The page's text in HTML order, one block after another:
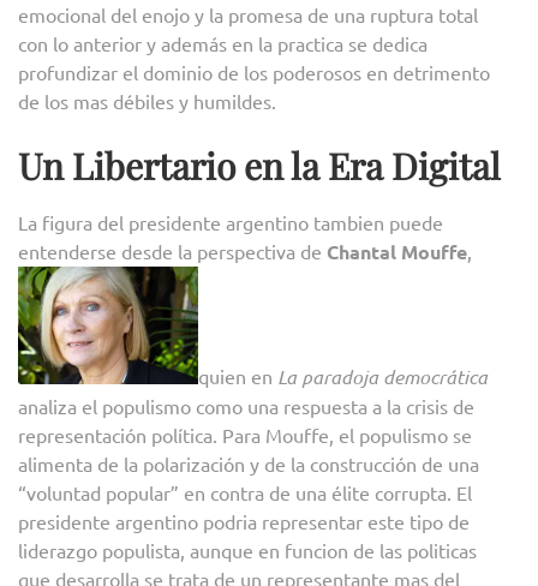
emocional del enojo y la promesa de una ruptura total
con lo anterior y además en la practica se dedica
profundizar el dominio de los poderosos en detrimento
de los mas débiles y humildes.
Un Libertario en la Era Digital
La figura del presidente argentino tambien puede
entenderse desde la perspectiva de Chantal Mouffe,
quien en La paradoja democrática
analiza el populismo como una respuesta a la crisis de
representación política. Para Mouffe, el populismo se
alimenta de la polarización y de la construcción de una
“voluntad popular” en contra de una élite corrupta. El
presidente argentino podria representar este tipo de
liderazgo populista, aunque en funcion de las politicas
que desarrolla se trata de un representante mas del